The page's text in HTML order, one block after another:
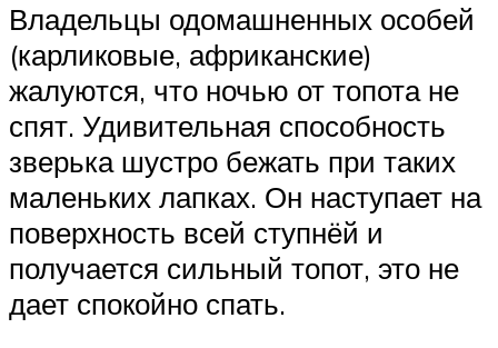
Владельцы одомашненных особей
(карликовые, африканские)
жалуются, что ночью от топота не
спят. Удивительная способность
зверька шустро бежать при таких
маленьких лапках. Он наступает на
поверхность всей ступнёй и
получается сильный топот, это не
дает спокойно спать.